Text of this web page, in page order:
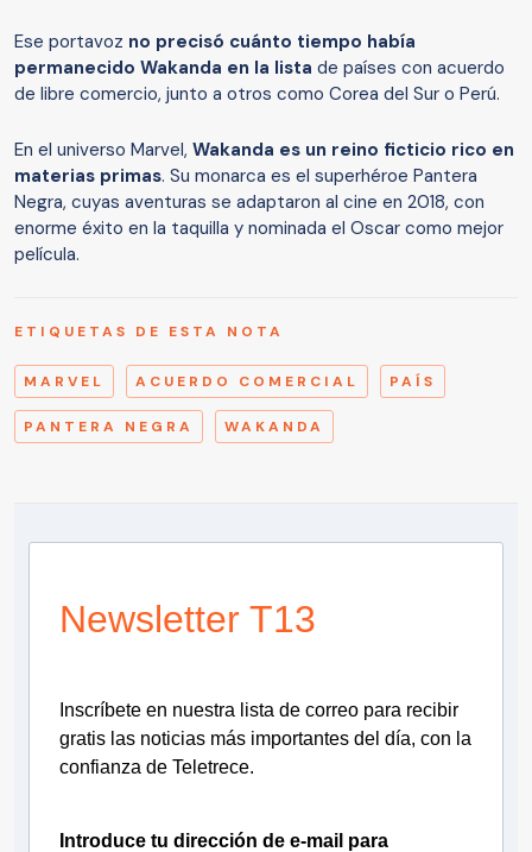
Ese portavoz no precisó cuánto tiempo había
permanecido Wakanda en la lista de países con acuerdo
de libre comercio, junto a otros como Corea del Sur o Perú.
En el universo Marvel, Wakanda es un reino ficticio rico en
materias primas. Su monarca es el superhéroe Pantera
Negra, cuyas aventuras se adaptaron al cine en 2018, con
enorme éxito en la taquilla y nominada el Oscar como mejor
película.
ETIQUETAS DE ESTA NOTA
MARVEL ACUERDO COMERCIAL PAÍS
PANTERA NEGRA WAKANDA
Newsletter T13
Inscríbete en nuestra lista de correo para recibir
gratis las noticias más importantes del día, con la
confianza de Teletrece.
Introduce tu dirección de e-mail para